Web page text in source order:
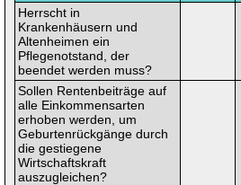
Herrscht in
Krankenhäusern und
Altenheimen ein
Pflegenotstand, der
beendet werden muss?
Sollen Rentenbeiträge auf
alle Einkommensarten
erhoben werden, um
Geburtenrückgänge durch
die gestiegene
Wirtschaftskraft
auszugleichen?